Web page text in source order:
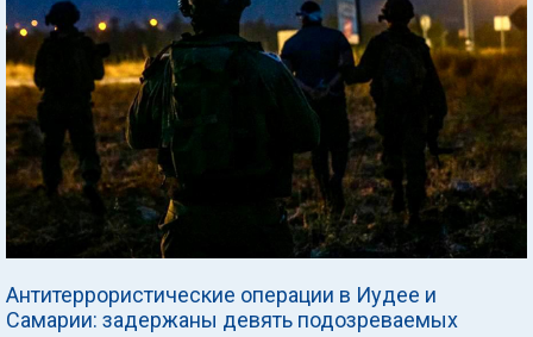
Антитеррористические операции в Иудее и
Самарии: задержаны девять подозреваемых